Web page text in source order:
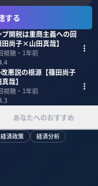
する
プ関税は重商主義への回
尚子×山田真哉】
視聴・ 1年前
悪説の根源【篠田尚子
哉】
視聴・ 1年前
あなたへのおすすめ
経済政策 経済分析